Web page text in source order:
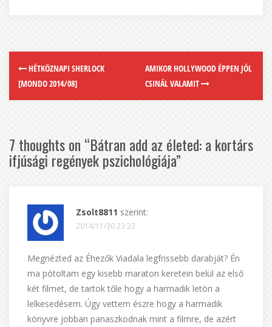
HÉTKÖZNAPI SHERLOCK
[MONDO 2014/08]
AMIKOR HOLLYWOOD ÉPPEN JÓL
CSINÁL VALAMIT
7 thoughts on “Bátran add az életed: a kortárs
ifjúsági regények pszichológiája”
Zsolt8811 szerint:
2014/11/30 23:23
Megnézted az Éhezők Viadala legfrissebb darabját? Én
ma pótoltam egy kisebb maraton keretein belül az első
két filmet, de tartok tőle hogy a harmadik letöri a
lelkesedésem. Úgy vettem észre hogy a harmadik
könyvre jobban panaszkodnak mint a filmre, de azért